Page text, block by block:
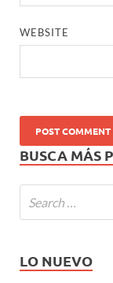
WEBSITE
BUSCA MÁS
LO NUEVO